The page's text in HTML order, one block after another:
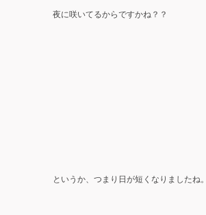
夜に咲いてるからですかね？？
というか、つまり日が短くなりましたね。